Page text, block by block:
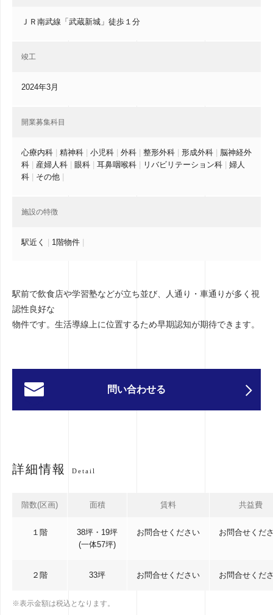
ＪＲ南武線「武蔵新城」徒歩１分
竣工
2024年3月
開業募集科目
心療内科 精神科 小児科 外科 整形外科 形成外科
脳神経外
科
産婦人科 眼科 耳鼻咽喉科 リバビリテーション科
婦人
科
その他
施設の特徴
駅近く 1階物件
駅前で飲食店や学習塾などが立ち並び、人通り・車通りが多く視
認性良好な
物件です。生活導線上に位置するため早期認知が期待できます。
問い合わせる
詳細情報 Detail
階数(区画) 面積 賃料 共益費
１階
38坪・19坪
(一体57坪)
お問合せください お問合せくだ
２階 33坪 お問合せください お問合せくだ
※表示金額は税込となります。